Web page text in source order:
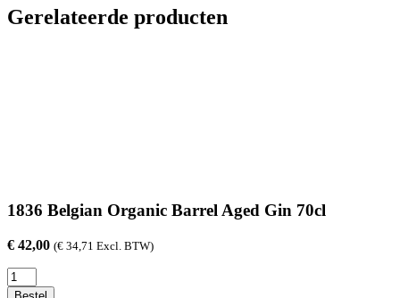
Gerelateerde producten
1836 Belgian Organic Barrel Aged Gin 70cl
€ 42,00 (€ 34,71 Excl. BTW)
1836
Belgian